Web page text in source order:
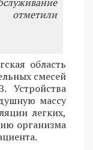
область
смесей
Устройства
массу
легких,
организма